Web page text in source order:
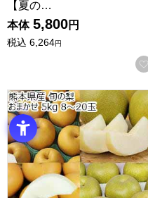
【夏の…
本体 5,800円
税込 6,264円
熊本県産 旬の梨 おまかせ